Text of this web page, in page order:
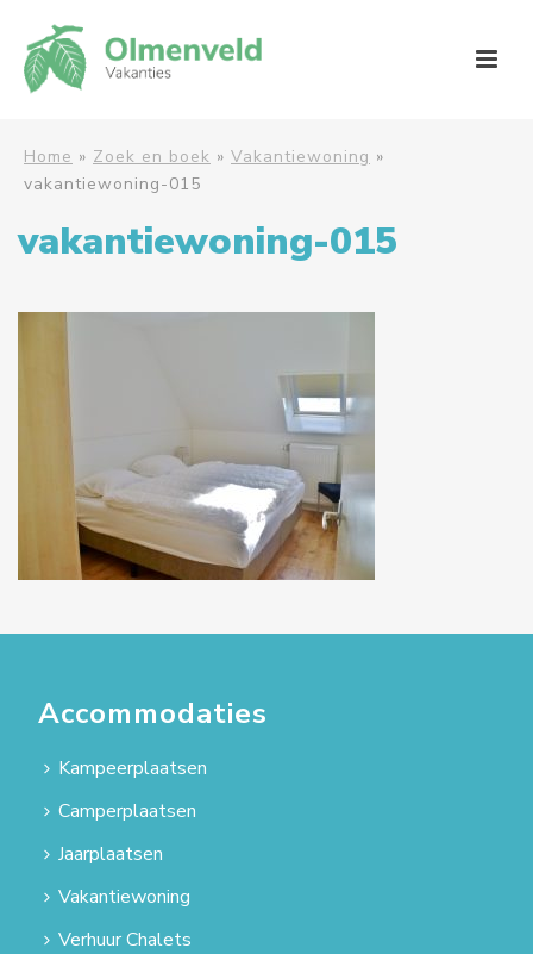
Home » Zoek en boek » Vakantiewoning »
vakantiewoning-015
vakantiewoning-015
Accommodaties
Kampeerplaatsen
Camperplaatsen
Jaarplaatsen
Vakantiewoning
Verhuur Chalets